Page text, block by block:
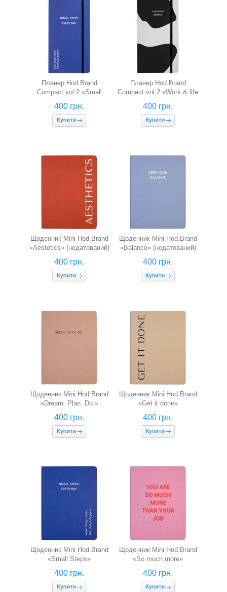
Планер Hod.Brand
Compact vol.2 «Small
steps»
400 грн.
Планер Hod.Brand
Compact vol.2 «Work & life
balance»
400 грн.
Щоденник Mini Hod.Brand
«Aestetics» (недатований)
400 грн.
Щоденник Mini Hod.Brand
«Balance» (недатований)
400 грн.
Щоденник Mini Hod.Brand
«Dream. Plan. Do.»
(недатований)
400 грн.
Щоденник Mini Hod.Brand
«Get it done»
(недатований)
400 грн.
Щоденник Mini Hod.Brand
«Small Steps»
(недатований)
400 грн.
Щоденник Mini Hod.Brand
«So much more»
(недатований)
400 грн.